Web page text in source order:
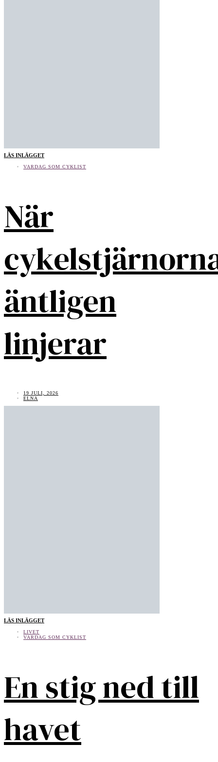
LÄS INLÄGGET
VARDAG SOM CYKLIST
När
äntligen
linjerar
19 JULI, 2026
ELNA
LÄS INLÄGGET
LIVET
VARDAG SOM CYKLIST
En stig ned till
havet